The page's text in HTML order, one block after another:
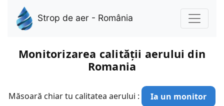
Strop de aer - România
Monitorizarea calității aerului din
Romania
Măsoară chiar tu calitatea aerului :
Ia un monitor